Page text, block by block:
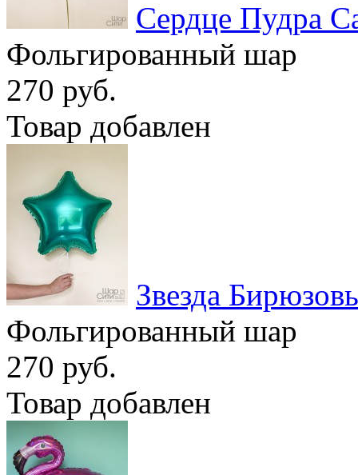
Сердце Пудра
Фольгированный шар
270 руб.
Товар добавлен
Звезда
Фольгированный шар
270 руб.
Товар добавлен